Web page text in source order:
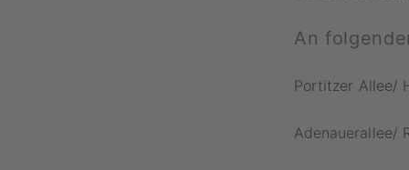
An
Portitzer Allee/
Adenauerallee/